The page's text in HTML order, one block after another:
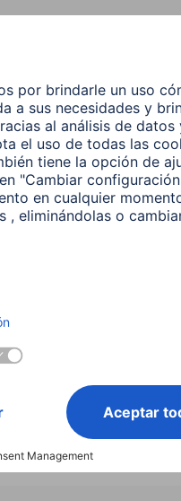
producto que
buscas?
Buscar entre todos
nuestros
productos